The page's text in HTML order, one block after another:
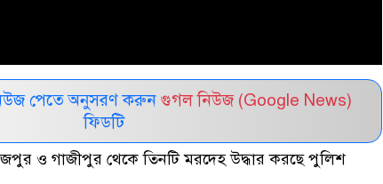
পেতে অনুসরণ করুন গুগল নিউজ (Google News)
ফিডটি
ও গাজীপুর থেকে তিনটি মরদেহ উদ্ধার করছে পুলিশ